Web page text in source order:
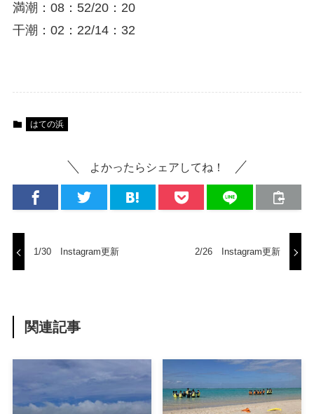
満潮：08：52/20：20
干潮：02：22/14：32
はての浜
よかったらシェアしてね！
1/30 Instagram更新 2/26 Instagram更新
関連記事